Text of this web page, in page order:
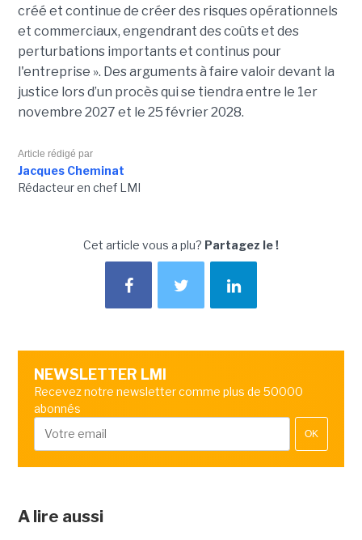
créé et continue de créer des risques opérationnels
et commerciaux, engendrant des coûts et des
perturbations importants et continus pour
l'entreprise ». Des arguments à faire valoir devant la
justice lors d’un procès qui se tiendra entre le 1er
novembre 2027 et le 25 février 2028.
Article rédigé par
Jacques Cheminat
Rédacteur en chef LMI
Cet article vous a plu? Partagez le !
NEWSLETTER LMI
Recevez notre newsletter comme plus de 50000
abonnés
OK
A lire aussi